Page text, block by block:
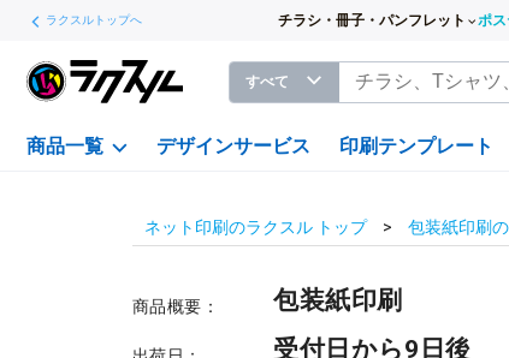
ラクスルトップへ チラシ・冊子・パンフレット ポ
すべて
商品一覧 デザインサービス 印刷テンプレート
ネット印刷のラクスル トップ 包装紙印刷
商品概要： 包装紙印刷
受付日から9日後